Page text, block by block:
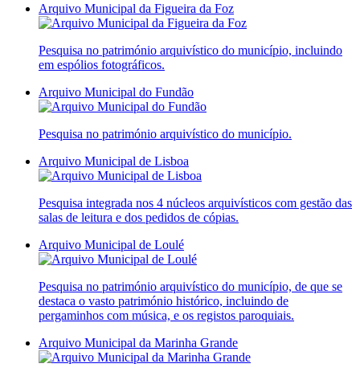
Arquivo Municipal da Figueira da Foz
Pesquisa no património arquivístico do município, incluindo
em espólios fotográficos.
Arquivo Municipal do Fundão
Pesquisa no património arquivístico do município.
Arquivo Municipal de Lisboa
Pesquisa integrada nos 4 núcleos arquivísticos com gestão das
salas de leitura e dos pedidos de cópias.
Arquivo Municipal de Loulé
Pesquisa no património arquivístico do município, de que se
destaca o vasto património histórico, incluindo de
pergaminhos com música, e os registos paroquiais.
Arquivo Municipal da Marinha Grande